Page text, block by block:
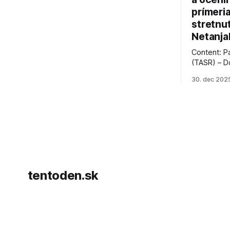
Content:
(TASR) –
vyhlásil,
30. dec
tentoden.sk